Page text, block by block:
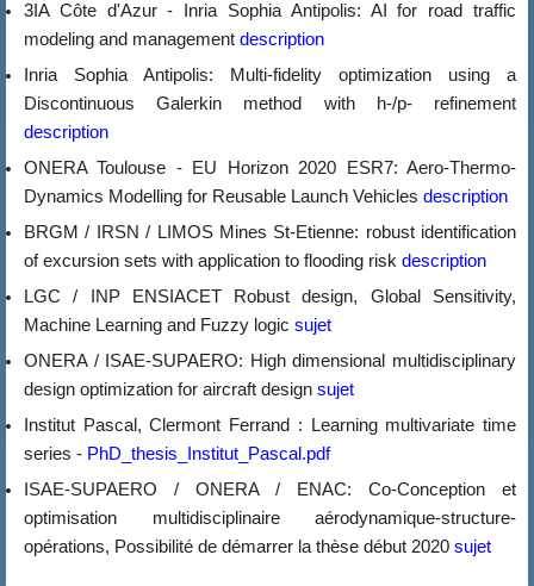
3IA Côte d'Azur - Inria Sophia Antipolis: AI for road traffic
modeling and management description
Inria Sophia Antipolis: Multi-fidelity optimization using a
Discontinuous Galerkin method with h-/p- refinement
description
ONERA Toulouse - EU Horizon 2020 ESR7: Aero-Thermo-
Dynamics Modelling for Reusable Launch Vehicles description
BRGM / IRSN / LIMOS Mines St-Etienne: robust identification
of excursion sets with application to flooding risk description
LGC / INP ENSIACET Robust design, Global Sensitivity,
Machine Learning and Fuzzy logic sujet
ONERA / ISAE-SUPAERO: High dimensional multidisciplinary
design optimization for aircraft design sujet
Institut Pascal, Clermont Ferrand : Learning multivariate time
series - PhD_thesis_Institut_Pascal.pdf
ISAE-SUPAERO / ONERA / ENAC: Co-Conception et
optimisation multidisciplinaire aérodynamique-structure-
opérations, Possibilité de démarrer la thèse début 2020 sujet